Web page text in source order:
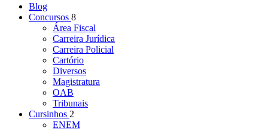
Blog
Concursos 8
Área Fiscal
Carreira Jurídica
Carreira Policial
Cartório
Diversos
Magistratura
OAB
Tribunais
Cursinhos 2
ENEM